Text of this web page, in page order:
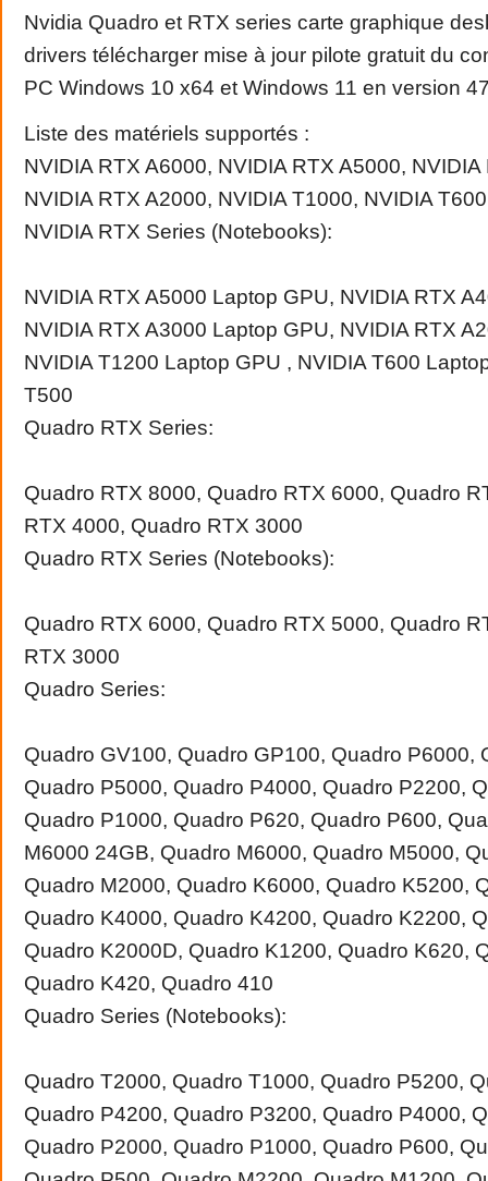
Nvidia Quadro et RTX series carte graphique
drivers télécharger mise à jour pilote gratuit du
PC Windows 10 x64 et Windows 11 en version
Liste des matériels supportés :
NVIDIA RTX A6000, NVIDIA RTX A5000, NVIDIA
NVIDIA RTX A2000, NVIDIA T1000, NVIDIA
NVIDIA RTX Series (Notebooks):
NVIDIA RTX A5000 Laptop GPU, NVIDIA RTX
NVIDIA RTX A3000 Laptop GPU, NVIDIA RTX
NVIDIA T1200 Laptop GPU , NVIDIA T600
T500
Quadro RTX Series:
Quadro RTX 8000, Quadro RTX 6000, Quadro
RTX 4000, Quadro RTX 3000
Quadro RTX Series (Notebooks):
Quadro RTX 6000, Quadro RTX 5000, Quadro
RTX 3000
Quadro Series:
Quadro GV100, Quadro GP100, Quadro P6000,
Quadro P5000, Quadro P4000, Quadro P2200,
Quadro P1000, Quadro P620, Quadro P600,
M6000 24GB, Quadro M6000, Quadro M5000,
Quadro M2000, Quadro K6000, Quadro K5200,
Quadro K4000, Quadro K4200, Quadro K2200,
Quadro K2000D, Quadro K1200, Quadro K620,
Quadro K420, Quadro 410
Quadro Series (Notebooks):
Quadro T2000, Quadro T1000, Quadro P5200,
Quadro P4200, Quadro P3200, Quadro P4000,
Quadro P2000, Quadro P1000, Quadro P600,